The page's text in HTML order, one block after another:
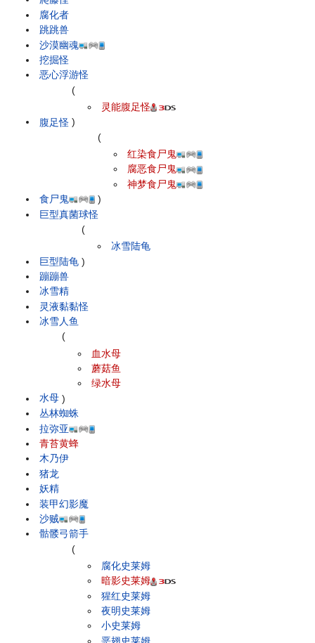
腐化者
跳跳兽
沙漠幽魂
挖掘怪
恶心浮游怪
腹足怪
(
灵能腹足怪
)
食尸鬼
(
红染食尸鬼
腐恶食尸鬼
神梦食尸鬼
)
巨型真菌球怪
巨型陆龟
(
冰雪陆龟
)
蹦蹦兽
冰雪精
灵液黏黏怪
冰雪人鱼
水母
(
血水母
蘑菇鱼
绿水母
)
丛林蜘蛛
拉弥亚
青苔黄蜂
木乃伊
猪龙
妖精
装甲幻影魔
沙贼
骷髅弓箭手
(
腐化史莱姆
暗影史莱姆
猩红史莱姆
夜明史莱姆
小史莱姆